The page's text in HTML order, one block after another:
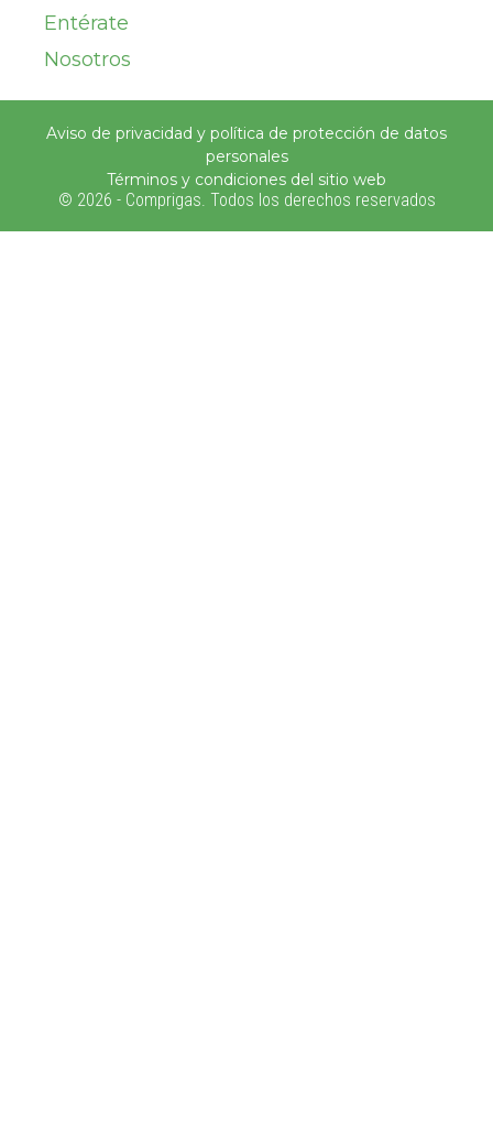
Entérate
Nosotros
Aviso de privacidad y política de protección de datos
personales
Términos y condiciones del sitio web
© 2026 - Comprigas. Todos los derechos reservados